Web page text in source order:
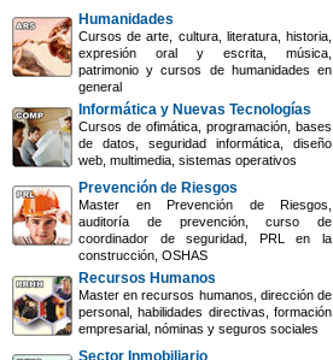
Humanidades
Cursos de arte, cultura, literatura, historia,
expresión oral y escrita, música,
patrimonio y cursos de humanidades en
general
Informática y Nuevas Tecnologías
Cursos de ofimática, programación, bases
de datos, seguridad informática, diseño
web, multimedia, sistemas operativos
Prevención de Riesgos
Master en Prevención de Riesgos,
auditoría de prevención, curso de
coordinador de seguridad, PRL en la
construcción, OSHAS
Recursos Humanos
Master en recursos humanos, dirección de
personal, habilidades directivas, formación
empresarial, nóminas y seguros sociales
Sector Inmobiliario